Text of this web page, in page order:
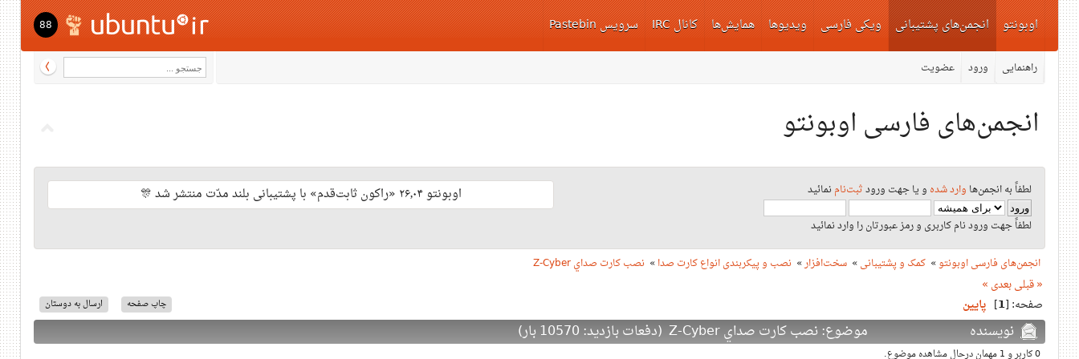
اوبونتو انجمن‌های پشتیبانی
راهنمایی ورود عضویت
ویکی فارسی ویدیوها همایش‌ها کانال IRC سرویس Pastebin 88
انجمن‌های فارسی اوبونتو
لطفاً به انجمن‌ها وارد شده و یا جهت ورودثبت‌نامنمائید
لطفاً جهت ورود نام کاربری و رمز عبورتان را وارد نمائید
اوبونتو ۲۶٫۰۴ «راکون ثابت‌قدم» با پشتیبانی بلند مدّت منتشر شد 🎊
انجمن‌های فارسی اوبونتو» کمک و پشتیبانی» سخت‌افزار» نصب و پیکربندی انواع کارت صدا» نصب كارت صداي Z-Cyber
« قبلیبعدی »
ارسال به دوستان چاپ صفحه صفحه: [1
] پایین
نویسنده موضوع: نصب كارت صداي Z-Cyber (دفعات بازدید: 10570 بار)
0 کاربر و 1 مهمان درحال مشاهده موضوع.